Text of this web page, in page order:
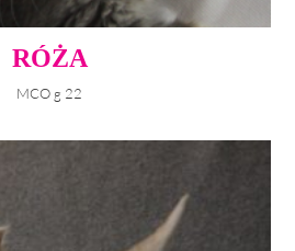
RÓŻA
MCO g 22